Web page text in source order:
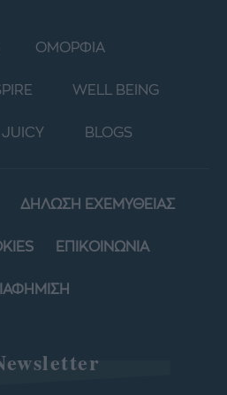
ΟΜΟΡΦΙΑ
WELL BEING
JUICY BLOGS
ΔΗΛΩΣΗ ΕΧΕΜΥΘΕΙΑΣ
ΕΠΙΚΟΙΝΩΝΙΑ